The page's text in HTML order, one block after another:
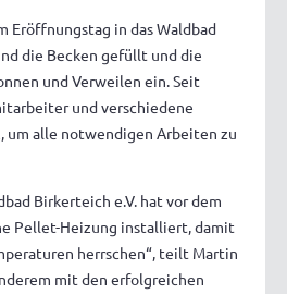
Eröffnungstag in das Waldbad
die Becken gefüllt und die
und Verweilen ein. Seit
und verschiedene
um alle notwendigen Arbeiten zu
Birkerteich e.V. hat vor dem
Pellet-Heizung installiert, damit
herrschen“, teilt Martin
mit den erfolgreichen